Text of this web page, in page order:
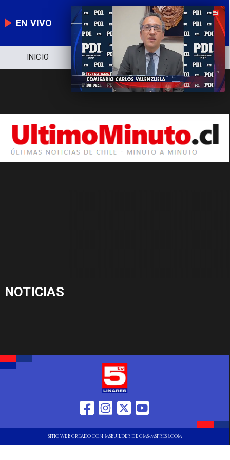
EN VIVO
INICIO NOTICIERO POLÍTICA
NOTICIAS
SITIO WEB CREADO CON MSBUILDER DE CMS-MSPRESS.COM